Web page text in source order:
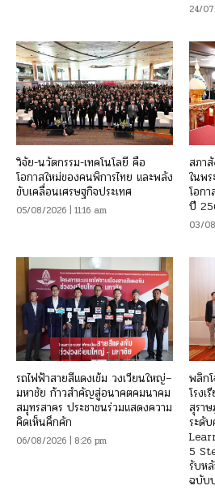
24/
วิจัย-นวัตกรรม-เทคโนโลยี คือ
โอกาสใหม่ของคนพิการไทย และพลัง
ขับเคลื่อนเศรษฐกิจประเทศ
05/08/2026 | 11:16 am
สภาสั
ในพ
โอก
ปี
03/
รถไฟฟ้าสายสีแดงเข้ม วงเวียนใหญ่–
มหาชัย ก้าวสำคัญสู่อนาคตคมนาคม
สมุทรสาคร ประชาชนร่วมแสดงความ
คิดเห็นคึกคัก
06/08/2026 | 8:26 pm
พลิก
โรง
สุรา
ระดั
5
รับห
ฉบับ